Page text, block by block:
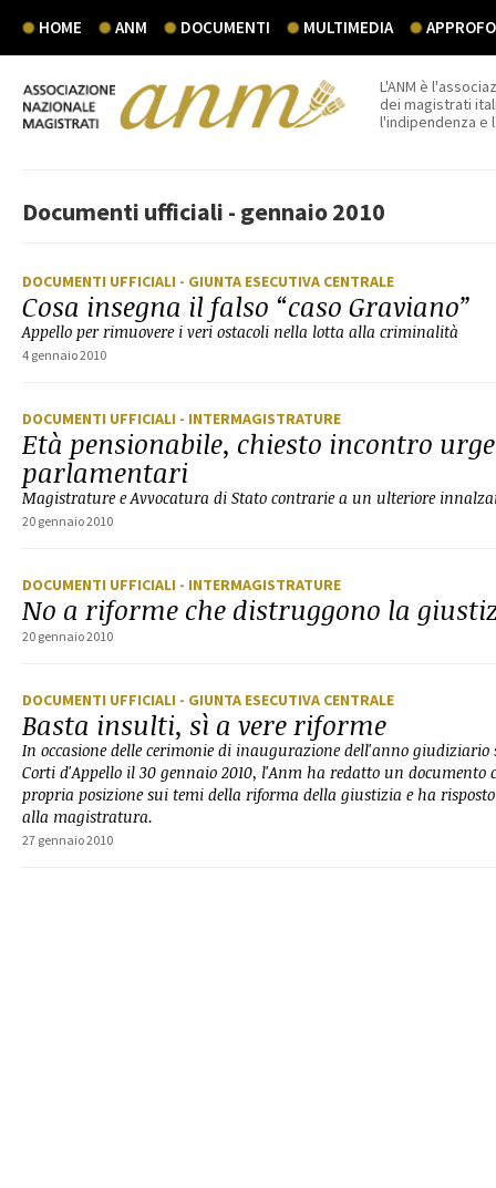
HOME ANM DOCUMENTI MULTIMEDIA
L'ANM è
dei magistrati
l'indipendenza e
Documenti ufficiali - gennaio 2010
DOCUMENTI UFFICIALI - GIUNTA ESECUTIVA CENTRALE
Cosa insegna il falso “caso Graviano”
Appello per rimuovere i veri ostacoli nella lotta alla criminalità
4 gennaio 2010
DOCUMENTI UFFICIALI - INTERMAGISTRATURE
Età pensionabile, chiesto incontro
parlamentari
Magistrature e Avvocatura di Stato contrarie a un ulteriore
20 gennaio 2010
DOCUMENTI UFFICIALI - INTERMAGISTRATURE
No a riforme che distruggono la
20 gennaio 2010
DOCUMENTI UFFICIALI - GIUNTA ESECUTIVA CENTRALE
Basta insulti, sì a vere riforme
In occasione delle cerimonie di inaugurazione dell'anno giudiziario
Corti d'Appello il 30 gennaio 2010, l'Anm ha redatto un documento
propria posizione sui temi della riforma della giustizia e ha
alla magistratura.
27 gennaio 2010